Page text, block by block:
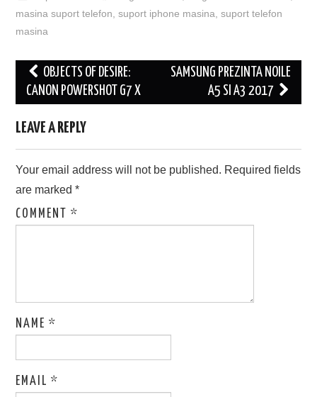
masina suport telefon ,suport iphone masina ,suport telefon
masina
Post
navigation
OBJECTS OF DESIRE:
CANON POWERSHOT G7 X
SAMSUNG PREZINTA NOILE
A5 SI A3 2017
LEAVE A REPLY
Your email address will not be published. Required fields
are marked*
COMMENT*
NAME*
EMAIL*